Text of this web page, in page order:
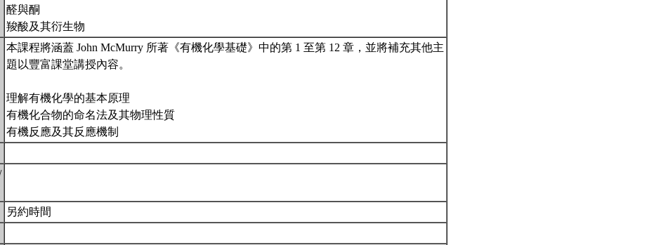
醛與酮
羧酸及其衍生物
本課程將涵蓋 John McMurry 所著《有機化學基礎》中的第 1 至第 12 章，並將補充其他主
題以豐富課堂講授內容。
理解有機化學的基本原理
有機化合物的命名法及其物理性質
有機反應及其反應機制
另約時間